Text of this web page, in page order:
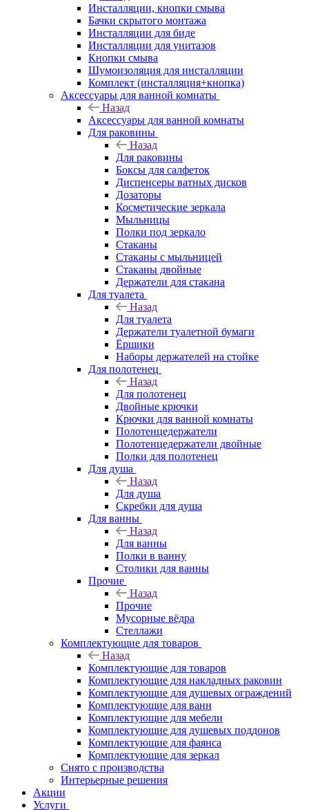
Инсталляции, кнопки смыва
Бачки скрытого монтажа
Инсталляции для биде
Инсталляции для унитазов
Кнопки смыва
Шумоизоляция для инсталляции
Комплект (инсталляция+кнопка)
Аксессуары для ванной комнаты
Назад
Аксессуары для ванной комнаты
Для раковины
Назад
Для раковины
Боксы для салфеток
Диспенсеры ватных дисков
Дозаторы
Косметические зеркала
Мыльницы
Полки под зеркало
Стаканы
Стаканы с мыльницей
Стаканы двойные
Держатели для стакана
Для туалета
Назад
Для туалета
Держатели туалетной бумаги
Ёршики
Наборы держателей на стойке
Для полотенец
Назад
Для полотенец
Двойные крючки
Крючки для ванной комнаты
Полотенцедержатели
Полотенцедержатели двойные
Полки для полотенец
Для душа
Назад
Для душа
Скребки для душа
Для ванны
Назад
Для ванны
Полки в ванну
Столики для ванны
Прочие
Назад
Прочие
Мусорные вёдра
Стеллажи
Комплектующие для товаров
Назад
Комплектующие для товаров
Комплектующие для накладных раковин
Комплектующие для душевых ограждений
Комплектующие для ванн
Комплектующие для мебели
Комплектующие для душевых поддонов
Комплектующие для фаянса
Комплектующие для зеркал
Снято с производства
Интерьерные решения
Акции
Услуги